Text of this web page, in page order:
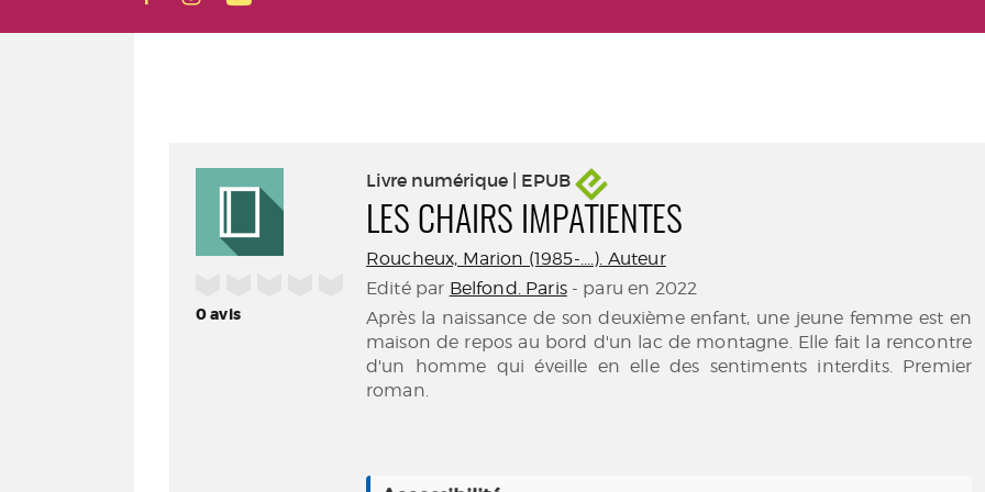
0avis
Livre numérique | EPUB
LES CHAIRS IMPATIENTES
Roucheux, Marion (1985-....). Auteur
Edité par Belfond. Paris- paru en 2022
Après la naissance de son deuxième enfant, une jeune femme est en
maison de repos au bord d'un lac de montagne. Elle fait la rencontre
d'un homme qui éveille en elle des sentiments interdits. Premier
roman.